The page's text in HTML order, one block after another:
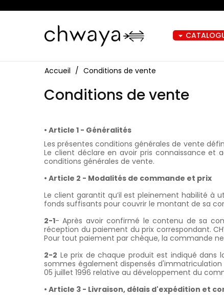
arrow_drop_down
Accueil Conditions de vente
Conditions de vente
• Article 1 - Généralités
Les présentes conditions générales de vente
Le client déclare en avoir pris connaissance
conditions générales de vente.
• Article 2 - Modalités de commande et prix
Le client garantit qu’il est pleinement habilité
fonds suffisants pour couvrir le montant de sa
2-1- Après avoir confirmé le contenu de sa
réception du paiement du prix correspondant.
Pour tout paiement par chèque, la commande
2-2 Le prix de chaque produit est indiqué dans
sommes également dispensés d'immatriculation
05 juillet 1996 relative au développement du
• Article 3 - Livraison, délais d'expédition et